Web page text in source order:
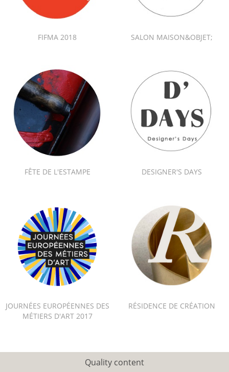
FIFMA 2018 SALON MAISON&OBJET;
FÊTE DE L'ESTAMPE DESIGNER'S DAYS
JOURNÉES EUROPÉENNES DES
MÉTIERS D'ART 2017
RÉSIDENCE DE CRÉATION
Quality content